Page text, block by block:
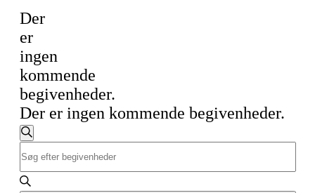
Der
er
ingen
kommende
begivenheder.
Der er ingen kommende begivenheder.
Begivenheder
Søgning
Søg
efter
begivenheder
Skriv
nøgleord.
Søg